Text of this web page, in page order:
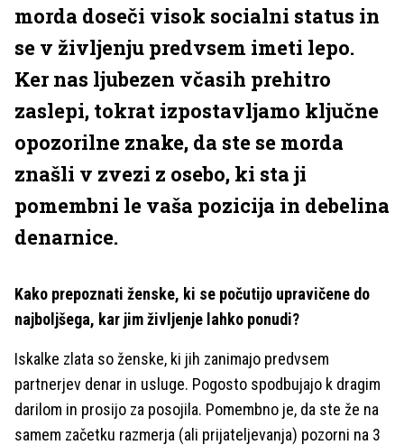
morda doseči visok socialni status in
se v življenju predvsem imeti lepo.
Ker nas ljubezen včasih prehitro
zaslepi, tokrat izpostavljamo ključne
opozorilne znake, da ste se morda
znašli v zvezi z osebo, ki sta ji
pomembni le vaša pozicija in debelina
denarnice.
Kako prepoznati ženske, ki se počutijo upravičene do
najboljšega, kar jim življenje lahko ponudi?
Iskalke zlata so ženske, ki jih zanimajo predvsem
partnerjev denar in usluge. Pogosto spodbujajo k dragim
darilom in prosijo za posojila. Pomembno je, da ste že na
samem začetku razmerja (ali prijateljevanja) pozorni na 3